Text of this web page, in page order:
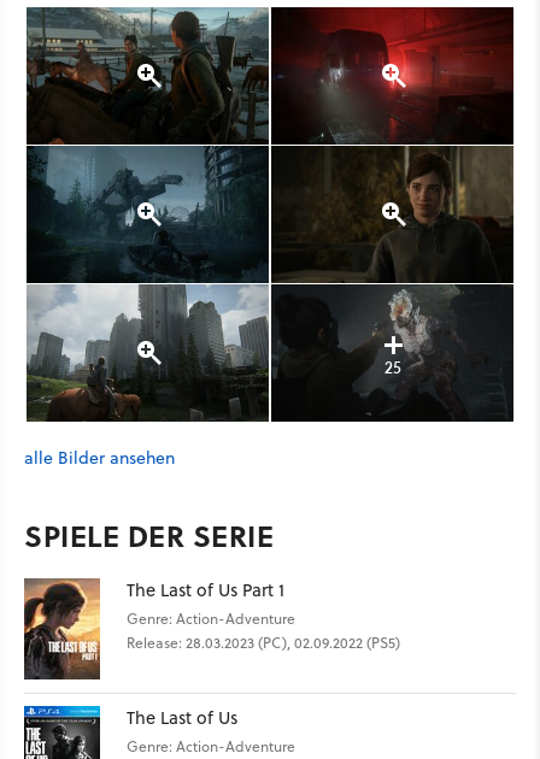
25
alle Bilder ansehen
SPIELE DER SERIE
The Last of Us Part 1
Genre: Action-Adventure
Release: 28.03.2023 (PC), 02.09.2022 (PS5)
The Last of Us
Genre: Action-Adventure